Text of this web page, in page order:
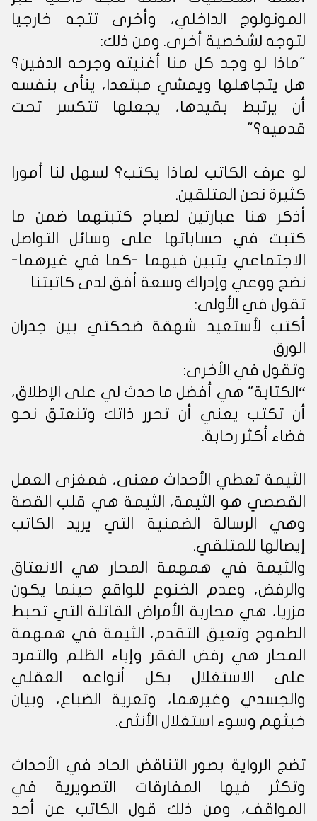
المونولوج الداخلي، وأخرى تتجه خارجيا
لتوجه لشخصية أخرى. ومن ذلك:
"ماذا لو وجد كل منا أغنيته وجرحه الدفين؟
هل يتجاهلها ويمشي مبتعدا، ينأى بنفسه
أن يرتبط بقيدها، يجعلها تتكسر تحت
قدميه؟"
لو عرف الكاتب لماذا يكتب؟ لسهل لنا أمورا
كثيرة نحن المتلقين.
أذكر هنا عبارتين لصباح كتبتهما ضمن ما
كتبت في حساباتها على وسائل التواصل
الاجتماعي يتبين فيهما -كما في غيرهما-
نضج ووعي وإدراك وسعة أفق لدى كاتبتنا
تقول في الأولى:
أكتب لأستعيد شهقة ضحكتي بين جدران
الورق
وتقول في الأخرى:
“الكتابة" هي أفضل ما حدث لي على الإطلاق،
أن تكتب يعني أن تحرر ذاتك وتنعتق نحو
فضاء أكثر رحابة.
الثيمة تعطي الأحداث معنى، فمغزى العمل
القصصي هو الثيمة، الثيمة هي قلب القصة
وهي الرسالة الضمنية التي يريد الكاتب
إيصالها للمتلقي.
والثيمة في همهمة المحار هي الانعتاق
والرفض، وعدم الخنوع للواقع حينما يكون
مزريا، هي محاربة الأمراض القاتلة التي تحبط
الطموح وتعيق التقدم، الثيمة في همهمة
المحار هي رفض الفقر وإباء الظلم والتمرد
على الاستغلال بكل أنواعه العقلي
والجسدي وغيرهما، وتعرية الضباع، وبيان
خبثهم وسوء استغلال الأنثى.
تضج الرواية بصور التناقض الحاد في الأحداث
وتكثر فيها المفارقات التصويرية في
المواقف، ومن ذلك قول الكاتب عن أحد